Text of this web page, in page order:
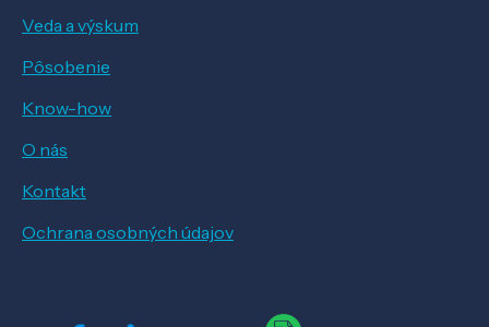
Veda a výskum
Pôsobenie
Know-how
O nás
Kontakt
Ochrana osobných údajov